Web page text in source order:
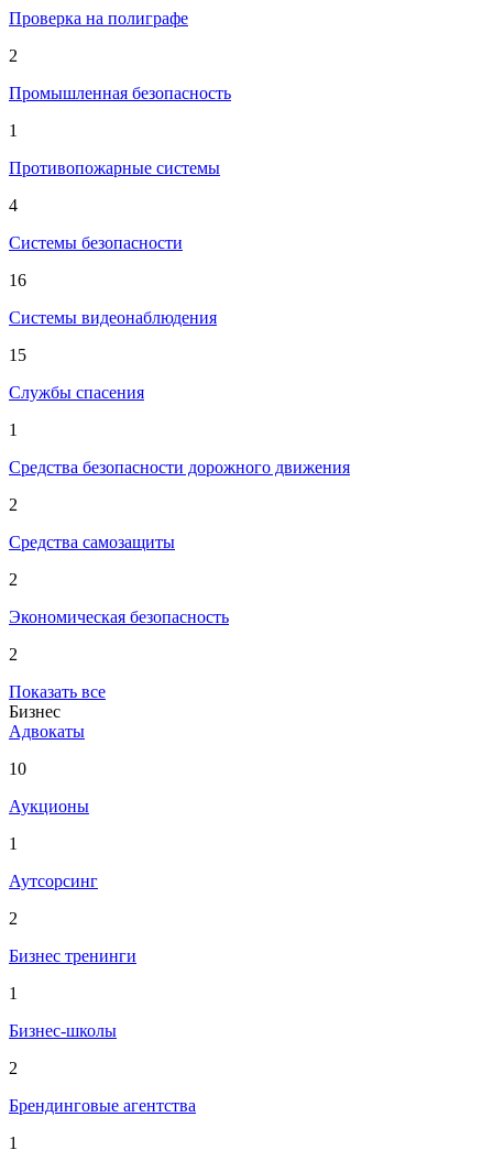
Проверка на полиграфе
2
Промышленная безопасность
1
Противопожарные системы
4
Системы безопасности
16
Системы видеонаблюдения
15
Службы спасения
1
Средства безопасности дорожного движения
2
Средства самозащиты
2
Экономическая безопасность
2
Показать все
Бизнес
Адвокаты
10
Аукционы
1
Аутсорсинг
2
Бизнес тренинги
1
Бизнес-школы
2
Брендинговые агентства
1